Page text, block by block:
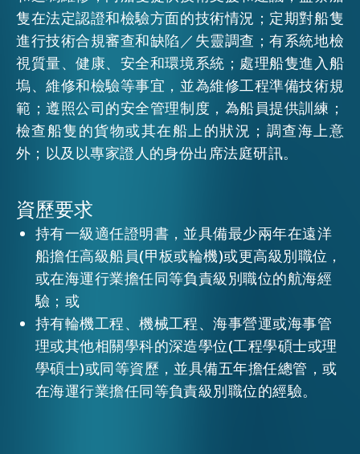
在港營商
活動情報
最新消息
聯絡我們
EN 繁 简
隻在法定認證和檢驗方面的技術情況；定期對船隻
進行技術合規審查和缺陷／失靈調查；有系統地檢
視質量、健康、安全和環境系統；處理船隻進入船
塢、維修和檢驗等事宜，並為維修工程準備技術規
範；遵照公司的安全管理制度，為船員提供訓練；
檢查船隻的貨物或其在船上的狀況；調查海上意
外；以及以專家證人的身份出席法庭研訊。
資歷要求
持有一級適任證明書，並具備最少兩年在遠洋
船擔任高級船員(甲板或輪機)或更高級別職位，
或在海運行業擔任同等負責級別職位的航海經
驗；或
持有輪機工程、機械工程、海事營運或海事管
理或其他相關學科的深造學位(工程學碩士或理
學碩士)或同等資歷，並具備五年擔任總管，或
在海運行業擔任同等負責級別職位的經驗。